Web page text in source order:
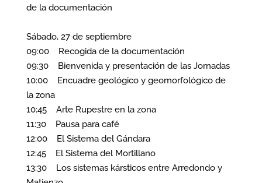
de la documentación
Sábado, 27 de septiembre
09:00 Recogida de la documentación
09:30 Bienvenida y presentación de las Jornadas
10:00 Encuadre geológico y geomorfológico de
la zona
10:45 Arte Rupestre en la zona
11:30 Pausa para café
12:00 El Sistema del Gándara
12:45 El Sistema del Mortillano
13:30 Los sistemas kársticos entre Arredondo y